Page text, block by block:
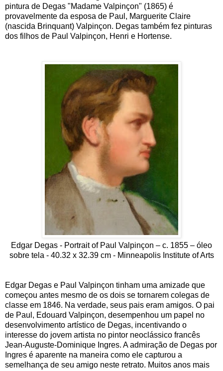
pintura de Degas "Madame Valpinçon" (1865) é
provavelmente da esposa de Paul, Marguerite Claire
(nascida Brinquant) Valpinçon. Degas também fez pinturas
dos filhos de Paul Valpinçon, Henri e Hortense.
Edgar Degas - Portrait of Paul Valpinçon – c. 1855 – óleo
sobre tela - 40.32 x 32.39 cm - Minneapolis Institute of Arts
Edgar Degas e Paul Valpinçon tinham uma amizade que
começou antes mesmo de os dois se tornarem colegas de
classe em 1846. Na verdade, seus pais eram amigos. O pai
de Paul, Edouard Valpinçon, desempenhou um papel no
desenvolvimento artístico de Degas, incentivando o
interesse do jovem artista no pintor neoclássico francês
Jean-Auguste-Dominique Ingres. A admiração de Degas por
Ingres é aparente na maneira como ele capturou a
semelhança de seu amigo neste retrato. Muitos anos mais